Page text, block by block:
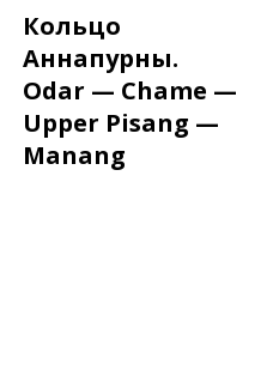
Кольцо
Аннапурны.
Odar — Chame —
Upper Pisang —
Manang